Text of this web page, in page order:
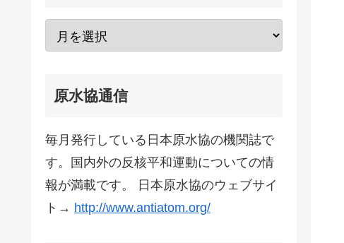
原水協通信
毎月発行している日本原水協の機関誌で
す。国内外の反核平和運動についての情
報が満載です。 日本原水協のウェブサイ
ト→ http://www.antiatom.org/